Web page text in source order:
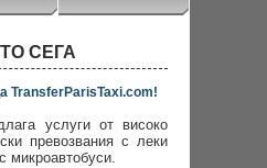
СЕГА
TransferParisTaxi.com!
услуги от високо
превозвания с леки
микроавтобуси.